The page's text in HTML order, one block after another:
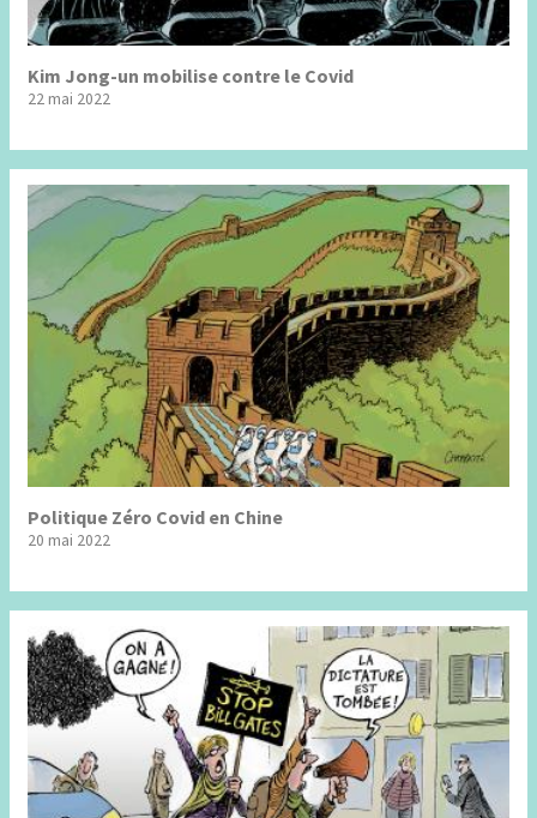
Kim Jong-un mobilise contre le Covid
22 mai 2022
Politique Zéro Covid en Chine
20 mai 2022